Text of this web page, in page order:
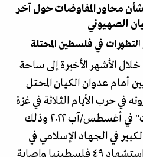
بشأن محاور المفاوضات حول آخر
الصهيوني
في فلسطين المحتلة
الأشهر الأخيرة إلى ساحة
أمام عدوان الكيان المحتل
حرب الأيام الثلاثة في غزة
وما يسمى بـ"وحدة الساحات" في أغسطس/آب ٢٠٢٢ وذلك
في الجهاد الإسلامي في
الضفة الغربية مما أدت إلى استشهاد ٤٩ فلسطينيا وإصابة